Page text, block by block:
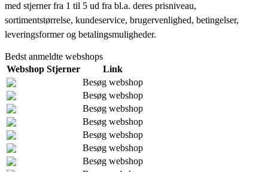
med stjerner fra 1 til 5 ud fra bl.a. deres prisniveau,
sortimentstørrelse, kundeservice, brugervenlighed, betingelser,
leveringsformer og betalingsmuligheder.
Bedst anmeldte webshops
Webshop Stjerner
Link
Besøg webshop
Besøg webshop
Besøg webshop
Besøg webshop
Besøg webshop
Besøg webshop
Besøg webshop